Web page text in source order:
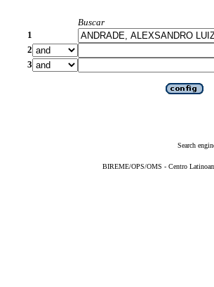
Buscar
1
2
3
Search
BIREME/OPS/OMS - Centro